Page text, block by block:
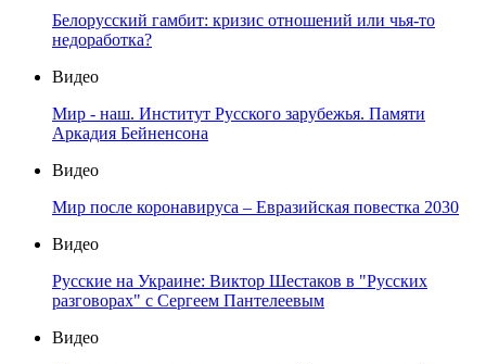
Белорусский гамбит: кризис отношений или чья-то
недоработка?
Видео
Мир - наш. Институт Русского зарубежья. Памяти
Аркадия Бейненсона
Видео
Мир после коронавируса – Евразийская повестка 2030
Видео
Русские на Украине: Виктор Шестаков в "Русских
разговорах" с Сергеем Пантелеевым
Видео